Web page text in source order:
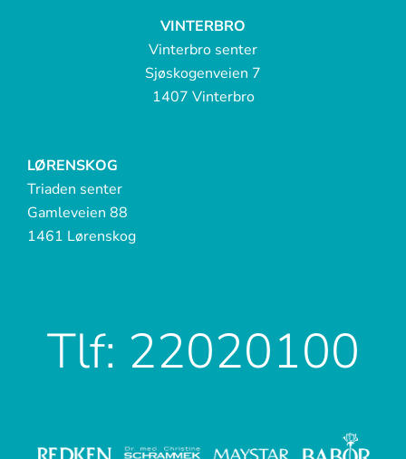
VINTERBRO
Vinterbro senter
Sjøskogenveien 7
1407 Vinterbro
LØRENSKOG
Triaden senter
Gamleveien 88
1461 Lørenskog
Tlf: 22020100